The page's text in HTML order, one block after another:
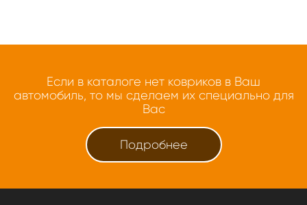
Если в каталоге нет ковриков в Ваш
автомобиль, то мы сделаем их специально для
Вас
Подробнее